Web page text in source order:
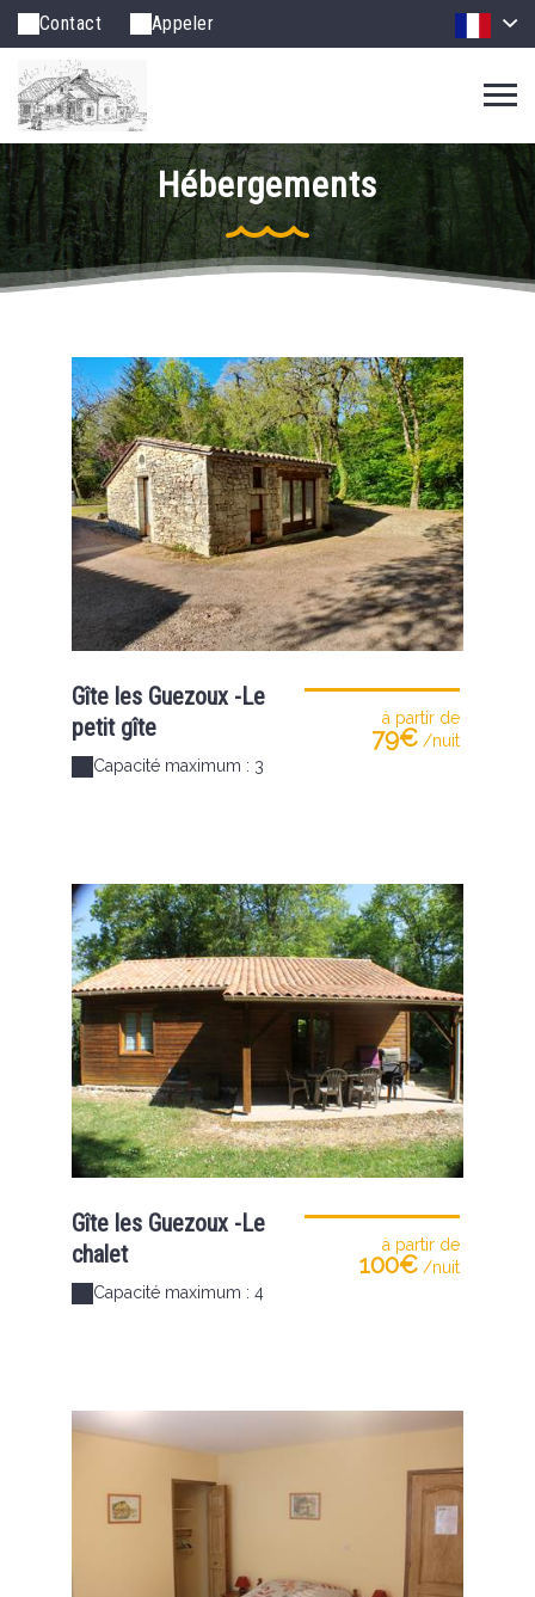
Contact Appeler
Hébergements
Gîte les Guezoux -Le
petit gîte
Capacité maximum : 3
à partir de
79€ /nuit
Gîte les Guezoux -Le
chalet
Capacité maximum : 4
à partir de
100€ /nuit